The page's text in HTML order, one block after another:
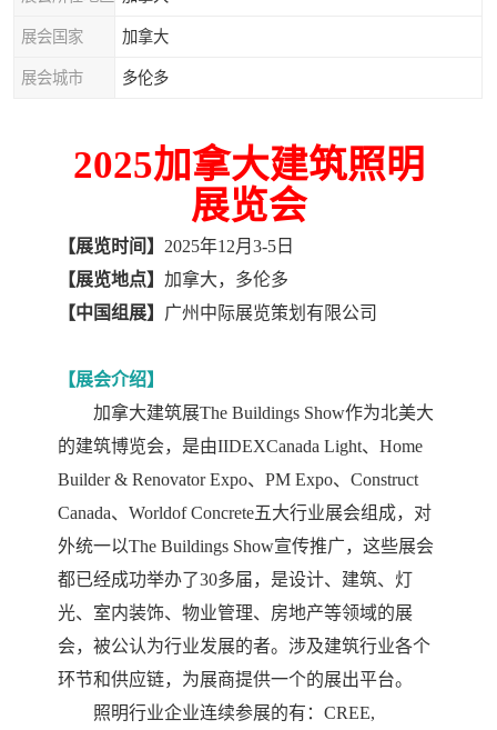
展会国家 加拿大
展会城市 多伦多
2025加拿大建筑照明
展览会
【展览时间】 2025年12月3-5日
【展览地点】 加拿大，多伦多
【中国组展】 广州中际展览策划有限公司
【展会介绍】
加拿大建筑展The Buildings Show作为北美大
的建筑博览会， 是由IIDEXCanada Light、Home
Builder & Renovator Expo、PM Expo、Construct
Canada、Worldof Concrete五大行业展会组成，对
外统一以The Buildings Show宣传推广，这些展会
都已经成功举办了30多届，是设计、建筑、 灯
光、 室内装饰、物业管理、房地产等领域的展
会，被公认为行业发展的者。涉及建筑行业各个
环节和供应链，为展商提供一个的展出平台。
照明行业企业连续参展的有： CREE,